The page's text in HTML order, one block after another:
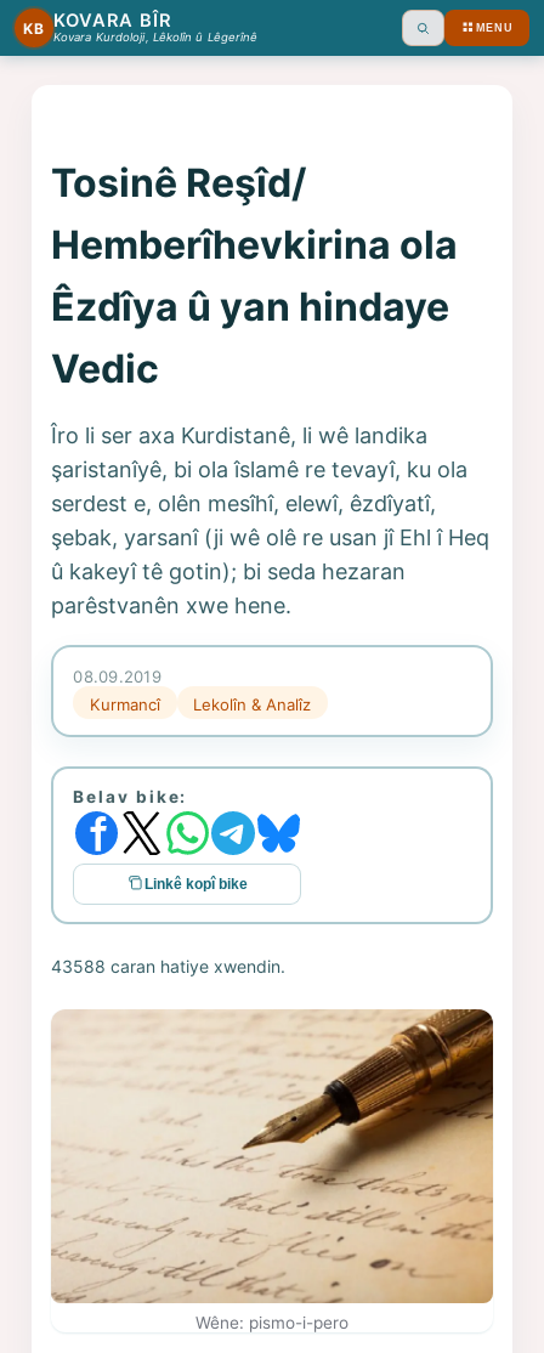
KB KOVARA BÎR
Kovara Kurdoloji, Lêkolîn û Lêgerînê Ara MENU
Tosinê Reşîd/
Hemberîhevkirina ola
Êzdîya û yan hindaye
Vedic
Îro li ser axa Kurdistanê, li wê landika
şaristanîyê, bi ola îslamê re tevayî, ku ola
serdest e, olên mesîhî, elewî, êzdîyatî,
şebak, yarsanî (ji wê olê re usan jî Ehl î Heq
û kakeyî tê gotin); bi seda hezaran
parêstvanên xwe hene.
08.09.2019
Kurmancî
Lekolîn & Analîz
Belav bike:
Linkê kopî bike
43588 caran hatiye xwendin.
Wêne: pismo-i-pero